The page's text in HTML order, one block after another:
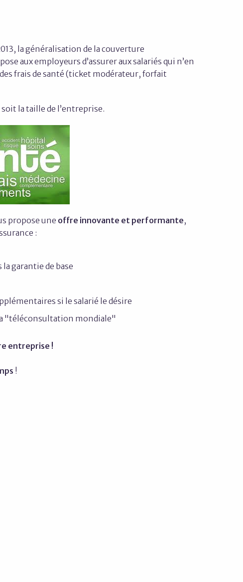
la généralisation de la couverture
aux employeurs d’assurer aux salariés qui n’en
frais de santé (ticket modérateur, forfait
la taille de l’entreprise.
propose une offre innovante et performante,
:
garantie de base
si le salarié le désire
"téléconsultation mondiale"
entreprise !
!